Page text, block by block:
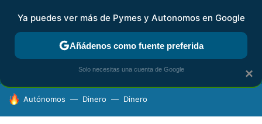
FISCALIDAD Y CONTABILIDAD KIT DIGITAL RENTA
HOY SE HABLA DE
Autónomos Dinero Dinero
×
Ya puedes ver más de Pymes y Autonomos en Google
Añádenos como fuente preferida
Solo necesitas una cuenta de Google